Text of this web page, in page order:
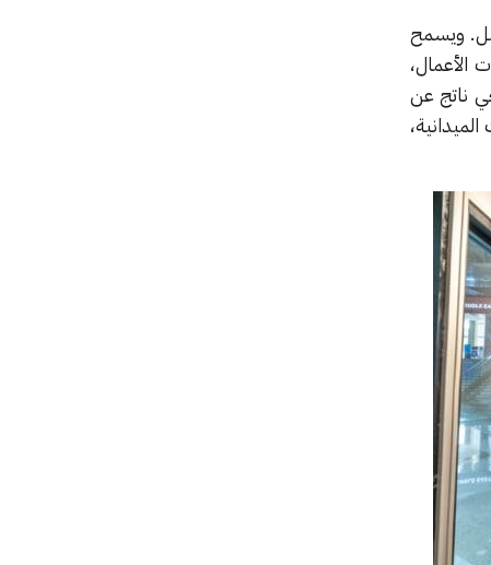
الضوضاء الخارجية المرتفعة بما يصل إلى 45 ديسيبل. ويسمح
الأعمال،
ناتج عن